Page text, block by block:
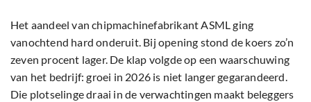
Het aandeel van chipmachinefabrikant ASML ging
vanochtend hard onderuit. Bij opening stond de koers zo’n
zeven procent lager. De klap volgde op een waarschuwing
van het bedrijf: groei in 2026 is niet langer gegarandeerd.
Die plotselinge draai in de verwachtingen maakt beleggers